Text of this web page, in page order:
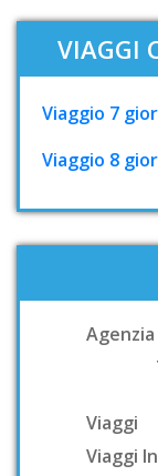
VIAGGI
Viaggio 7
Viaggio 8
Viaggi
Viaggi